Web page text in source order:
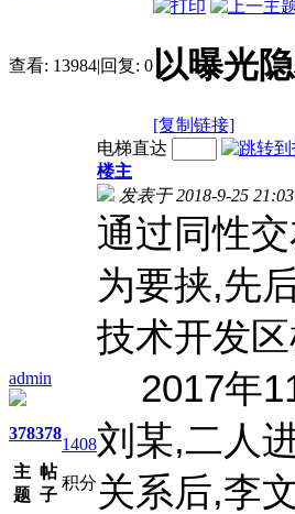
查看: 13984|回复: 0以曝光
[复制链接]
admin
378
主
题
378
帖
子
1408
积分
电梯直达
楼主
发表于 2018-9-25
通过同性
为要挟,先
技术开发
2017年
刘某,二人
关系后,李